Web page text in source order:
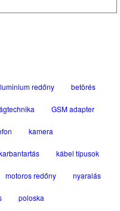
redőny betörés
GSM adapter
kamera
kábel típusok
motoros redőny nyaralás
poloska